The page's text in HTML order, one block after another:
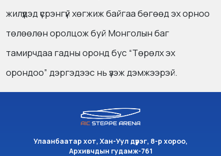
жилүүдэд үсрэнгүй хөгжиж байгаа бөгөөд эх орноо
төлөөлөн оролцож буй Монголын баг
тамирчдаа гадны оронд бус “Төрөлх эх
орондоо” дэргэдээс нь үзэж дэмжээрэй.
Улаанбаатар хот, Хан-Уул дүүрэг, 8-р хороо,
Архивчдын гудамж-761